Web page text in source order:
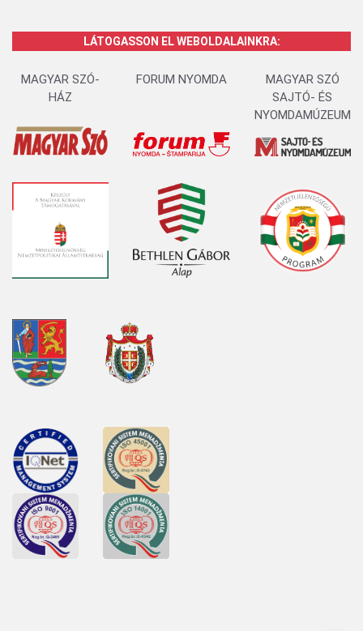
LÁTOGASSON EL WEBOLDALAINKRA:
MAGYAR SZÓ-
HÁZ
FORUM NYOMDA
MAGYAR SZÓ
SAJTÓ- ÉS
NYOMDAMÚZEUM